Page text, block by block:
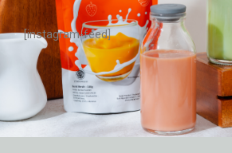
[instagram-feed]